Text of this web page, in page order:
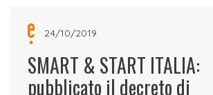
24/10/2019
SMART & START ITALIA:
pubblicato il decreto di